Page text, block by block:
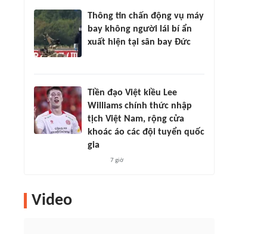
Thông tin chấn động vụ máy
bay không người lái bí ẩn
xuất hiện tại sân bay Đức
Tiền đạo Việt kiều Lee
Williams chính thức nhập
tịch Việt Nam, rộng cửa
khoác áo các đội tuyển quốc
gia
7 giờ
Video